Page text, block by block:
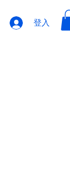
登入